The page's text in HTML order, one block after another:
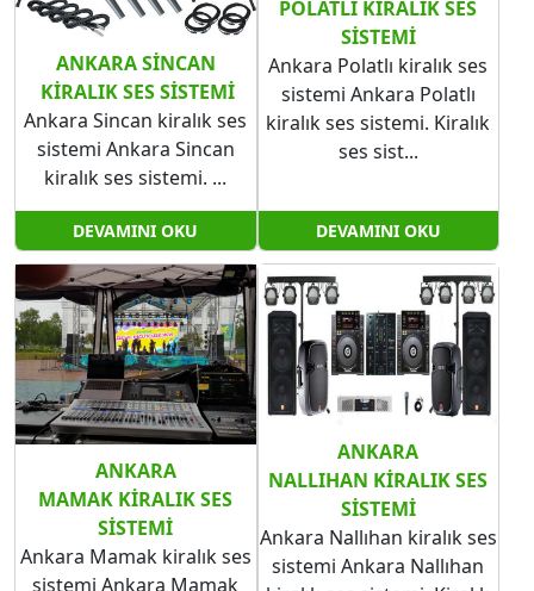
ANKARA SINCAN​​​​​​​
KIRALIK SES SISTEMI
Ankara Sincan kiralık ses
sistemi Ankara Sincan​​​​​​​
kiralık ses sistemi. ...
DEVAMINI OKU
POLATLI KIRALIK SES
SISTEMI
Ankara Polatlı kiralık ses
sistemi Ankara Polatlı
kiralık ses sistemi. Kiralık
ses sist...
DEVAMINI OKU
ANKARA
MAMAK KIRALIK SES
SISTEMI
Ankara Mamak kiralık ses
sistemi Ankara Mamak
ANKARA
NALLIHAN KIRALIK SES
SISTEMI
Ankara Nallıhan kiralık ses
sistemi Ankara Nallıhan